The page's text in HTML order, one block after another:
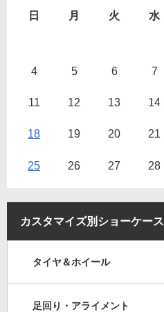
日 月 火 水
4 5 6 7
11 12 13 14
18 19 20 21
25 26 27 28
カスタマイズ別ショーケース
タイヤ＆ホイール
足回り・アライメント